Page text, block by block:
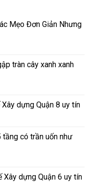
Mẹo Đơn Giản Nhưng
tràn cây xanh xanh
dựng Quận 8 uy tín
tầng có trần uốn như
Xây dựng Quận 6 uy tín